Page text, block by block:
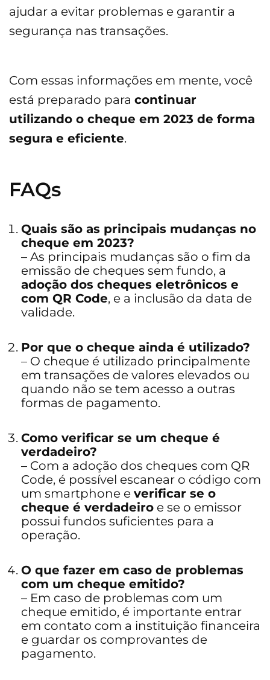
ajudar a evitar problemas e garantir a
segurança nas transações.
Com essas informações em mente, você
está preparado para continuar
utilizando o cheque em 2023 de forma
segura e eficiente.
FAQs
Quais são as principais mudanças no
cheque em 2023?
– As principais mudanças são o fim da
emissão de cheques sem fundo, a
adoção dos cheques eletrônicos e
com QR Code, e a inclusão da data de
validade.
Por que o cheque ainda é utilizado?
– O cheque é utilizado principalmente
em transações de valores elevados ou
quando não se tem acesso a outras
formas de pagamento.
Como verificar se um cheque é
verdadeiro?
– Com a adoção dos cheques com QR
Code, é possível escanear o código com
um smartphone e verificar se o
cheque é verdadeiro e se o emissor
possui fundos suficientes para a
operação.
O que fazer em caso de problemas
com um cheque emitido?
– Em caso de problemas com um
cheque emitido, é importante entrar
em contato com a instituição financeira
e guardar os comprovantes de
pagamento.